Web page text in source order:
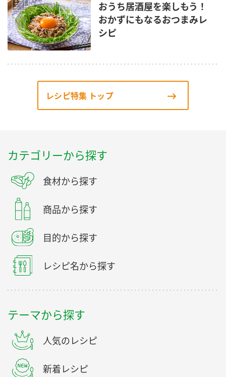
おうち居酒屋を楽しもう！
おかずにもなるおつまみレ
シピ
レシピ特集 トップ
カテゴリーから探す
食材から探す
商品から探す
目的から探す
レシピ名から探す
テーマから探す
人気のレシピ
新着レシピ